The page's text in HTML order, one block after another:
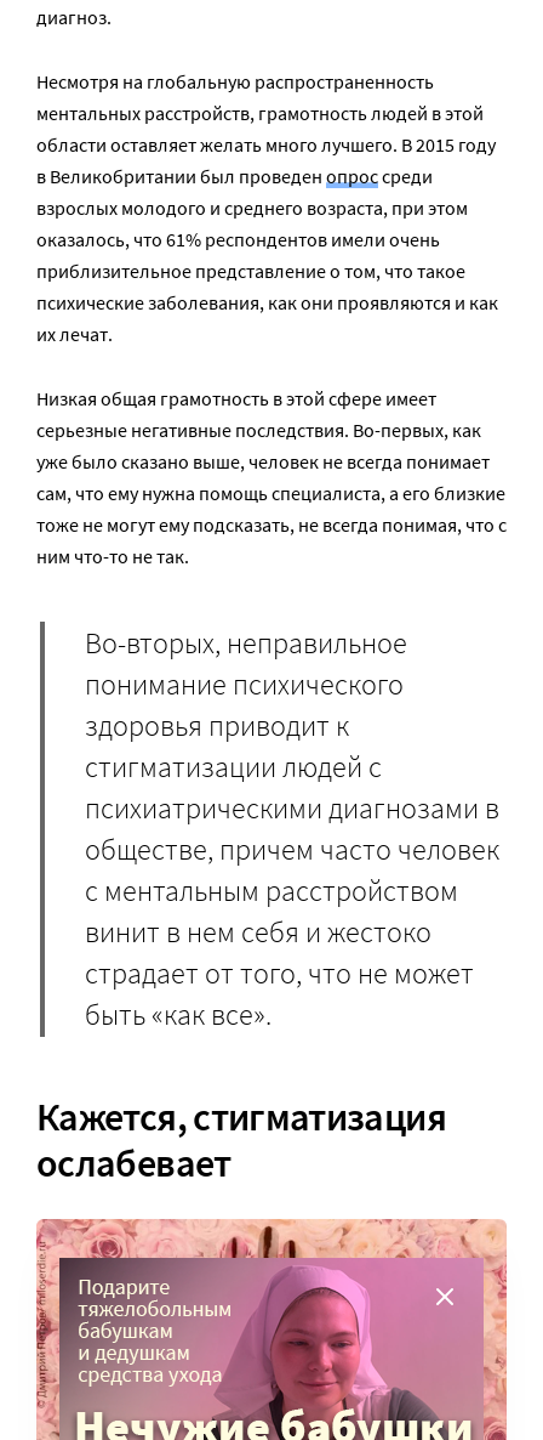
диагноз.
Несмотря на глобальную распространенность
ментальных расстройств, грамотность людей в этой
области оставляет желать много лучшего. В 2015 году
в Великобритании был проведен опроссреди
взрослых молодого и среднего возраста, при этом
оказалось, что 61% респондентов имели очень
приблизительное представление о том, что такое
психические заболевания, как они проявляются и как
их лечат.
Низкая общая грамотность в этой сфере имеет
серьезные негативные последствия. Во-первых, как
уже было сказано выше, человек не всегда понимает
сам, что ему нужна помощь специалиста, а его близкие
тоже не могут ему подсказать, не всегда понимая, что с
ним что-то не так.
Во-вторых, неправильное
понимание психического
здоровья приводит к
стигматизации людей с
психиатрическими диагнозами в
обществе, причем часто человек
с ментальным расстройством
винит в нем себя и жестоко
страдает от того, что не может
быть «как все».
Кажется, стигматизация
ослабевает